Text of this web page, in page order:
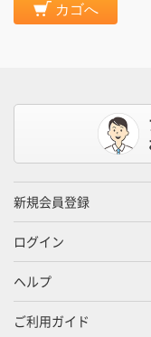
カゴへ
新規会員登録
ログイン
ヘルプ
ご利用ガイド